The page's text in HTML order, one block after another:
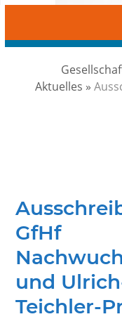
Aktuelles »
GfHf
und
Teichler-